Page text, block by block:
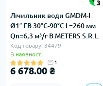
3
Лічильник води GMDM-I
Ø1″ ГВ 30°С-90°С L=260 мм
Qn=6,3 м³/г B METERS S.R.L.
Код товару: 34479
В наявності
1
6 678.00 ₴